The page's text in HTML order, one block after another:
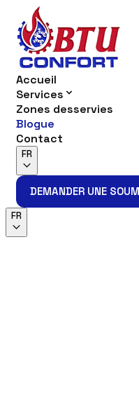
Accueil
Services
Zones desservies
Blogue
Contact
FR
DEMANDER UNE
FR